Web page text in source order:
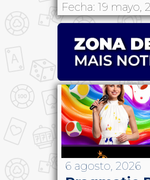
Fecha: 19 mayo,
6 agosto, 2026